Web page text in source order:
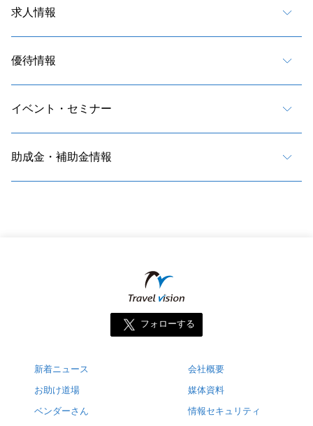
求人情報
優待情報
イベント・セミナー
助成金・補助金情報
フォローする
新着ニュース
お助け道場
ベンダーさん
会社概要
媒体資料
情報セキュリティ